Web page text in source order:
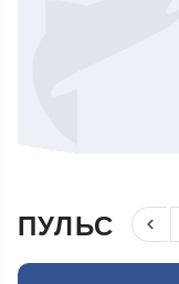
ПУЛЬС navigate_before